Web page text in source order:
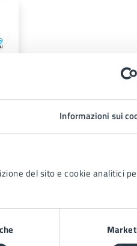
Informazioni sui
del sito e cookie analitici